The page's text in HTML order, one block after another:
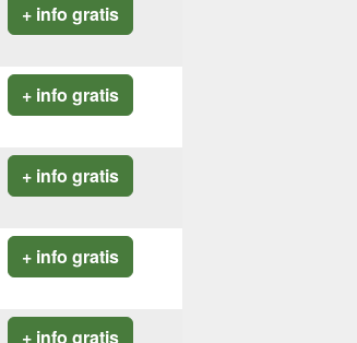
+ info gratis
+ info gratis
+ info gratis
+ info gratis
+ info gratis